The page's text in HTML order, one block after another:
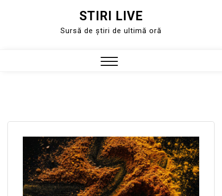
STIRI LIVE
Sursă de știri de ultimă oră